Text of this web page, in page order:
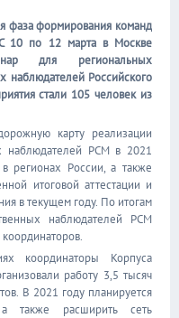
фаза формирования команд
10 по 12 марта в Москве
для региональных
наблюдателей Российского
стали 105 человек из
карту реализации
наблюдателей РСМ в 2021
регионах России, а также
итоговой аттестации и
в текущем году. По итогам
наблюдателей РСМ
координаторы Корпуса
работу 3,5 тысяч
В 2021 году планируется
а также расширить сеть